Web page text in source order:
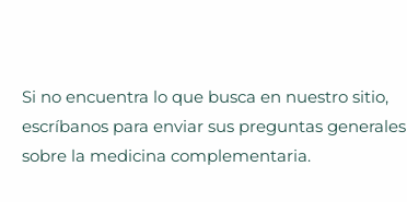
Si no encuentra lo que busca en nuestro sitio,
escríbanos para enviar sus preguntas generales
sobre la medicina complementaria.